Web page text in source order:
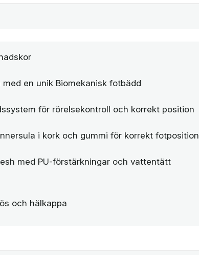
en unik Biomekanisk fotbädd
för rörelsekontroll och korrekt position
i kork och gummi för korrekt fotposition
med PU-förstärkningar och vattentätt
och hälkappa